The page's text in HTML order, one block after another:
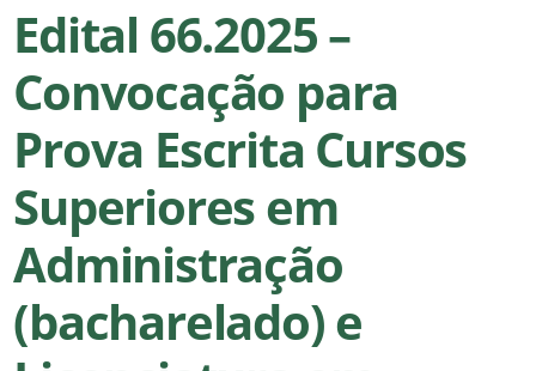
Edital 66.2025 –
Convocação para
Prova Escrita Cursos
Superiores em
Administração
(bacharelado) e